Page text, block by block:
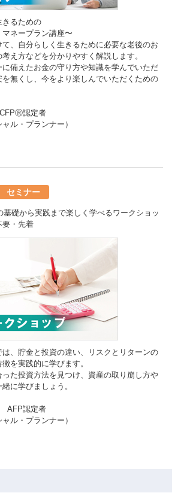
きるための
ン講座〜
、自分らしく生きるために必要な老後のお
え方などを分かりやすく解説します。
備えたお金の守り方や知識を学んでいただ
を無くし、今をより楽しんでいただくための
認定者
・プランナー）
セミナー
礎から実践まで楽しく学べるワークショッ
・先着
、貯金と投資の違い、リスクとリターンの
を実践的に学びます。
た投資方法を見つけ、資産の取り崩し方や
に学びましょう。
AFP認定者
・プランナー）